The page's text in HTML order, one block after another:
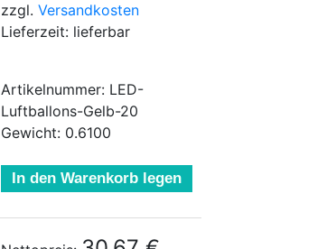
zzgl. Versandkosten
Lieferzeit: lieferbar
Artikelnummer: LED-
Luftballons-Gelb-20
Gewicht: 0.6100
In den Warenkorb legen